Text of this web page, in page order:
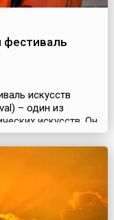
фестиваль
искусств
– один из
искусств. Он
в августе и
уникален
музыкальное
классическ...